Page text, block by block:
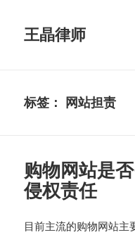
王晶律师
标签： 网站担责
购物网站是
侵权责任
目前主流的购物网站主